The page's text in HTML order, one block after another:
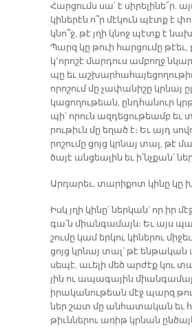
Հար­ցումս սա՛ է սի­րե­լի­նե՜ր.
կի­նե­րէն ո՞ր մէ­կուն պէտք է
կնո՞ջ, թէ յղի կնոջ պէտք է
Պարզ կը թուի հար­ցու­մը թէեւ,
կ՚ո­րո­շէ մար­դուս ամ­բողջ
պը եւ
ո­րո­շում մը չա­փա­նի­շը կրնայ
կա­ցո­ղու­թեան, ընդ­հա­նուր
պի՝ ո­րուն ազ­դե­ցու­թեամբ
րու­թիւն մը ե­ղած է։ Եւ այդ
րո­շու­մը ցոյց կրնայ տալ, թէ
ծա­յէ ան­ցեա­լին եւ ի՛նչ­քան՝
Ար­դա­րեւ, տա­րի­քոտ կի­նը կը
Իսկ յղի կի­նը՝ ներ­կան՝ որ
գա՛ն միան­գա­մայն։ Եւ այս
շու­մը կամ եր­կու կի­նե­րու
ցոյց կրնայ տալ՝ թէ
սե­պէ, ա­ւե­լի մեծ ար­ժէք կու
յին ու ա­պա­գա­յին
ի­րա­կա­նու­թեան մէջ պարզ
ներ շատ մը ան­հա­տա­կան եւ
թիւն­նե­րու ա­ռիթ կրնան